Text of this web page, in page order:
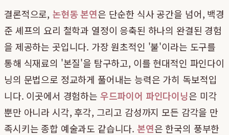
결론적으로, 논현동 본연은 단순한 식사 공간을 넘어, 백경
준 셰프의 요리 철학과 열정이 응축된 하나의 완결된 경험
을 제공하는 곳입니다. 가장 원초적인 '불'이라는 도구를
통해 식재료의 '본질'을 탐구하고, 이를 현대적인 파인다이
닝의 문법으로 정교하게 풀어내는 능력은 가히 독보적입
니다. 이곳에서 경험하는 우드파이어 파인다이닝은 미각
뿐만 아니라 시각, 후각, 그리고 감성까지 모든 감각을 만
족시키는 종합 예술과도 같습니다. 본연은 한국의 풍부한